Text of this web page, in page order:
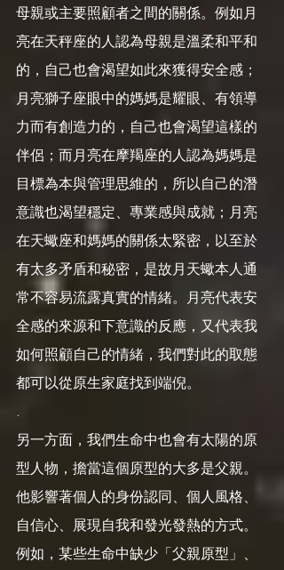
母親或主要照顧者之間的關係。例如月
亮在天秤座的人認為母親是溫柔和平和
的，自己也會渴望如此來獲得安全感；
月亮獅子座眼中的媽媽是耀眼、有領導
力而有創造力的，自己也會渴望這樣的
伴侶；而月亮在摩羯座的人認為媽媽是
目標為本與管理思維的，所以自己的潛
意識也渴望穩定、專業感與成就；月亮
在天蠍座和媽媽的關係太緊密，以至於
有太多矛盾和秘密，是故月天蠍本人通
常不容易流露真實的情緒。月亮代表安
全感的來源和下意識的反應，又代表我
如何照顧自己的情緒，我們對此的取態
都可以從原生家庭找到端倪。
.
另一方面，我們生命中也會有太陽的原
型人物，擔當這個原型的大多是父親。
他影響著個人的身份認同、個人風格、
自信心、展現自我和發光發熱的方式。
例如，某些生命中缺少「父親原型」、